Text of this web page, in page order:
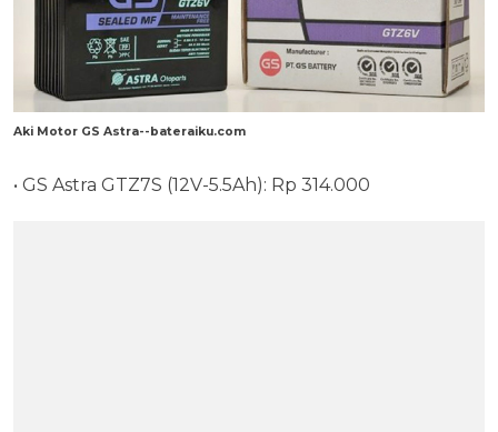
Aki Motor GS Astra--bateraiku.com
• GS Astra GTZ7S (12V-5.5Ah): Rp 314.000